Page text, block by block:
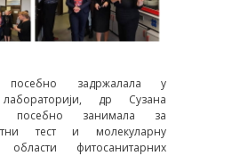
посебно задржалала у
лабораторији, др Сузана
посебно занимала за
тест и молекуларну
области фитосанитарних